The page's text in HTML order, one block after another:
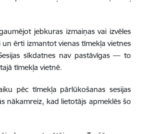
jebkuras izmaiņas vai izvēles
ērti izmantot vienas tīmekļa vietnes
sīkdatnes nav pastāvīgas — to
tīmekļa vietnē.
pēc tīmekļa pārlūkošanas sesijas
nākamreiz, kad lietotājs apmeklēs šo